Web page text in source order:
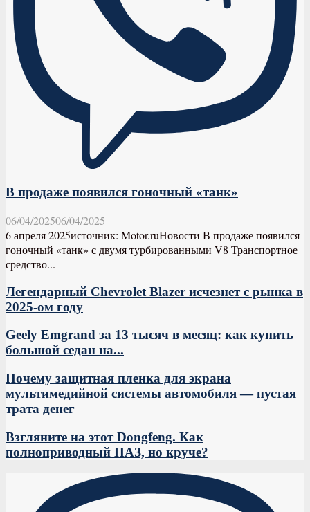
В продаже появился гоночный «танк»
06/04/202506/04/2025
6 апреля 2025источник: Motor.ruНовости В продаже появился
гоночный «танк» с двумя турбированными V8 Транспортное
средство...
Легендарный Chevrolet Blazer исчезнет с рынка в
2025-ом году
Geely Emgrand за 13 тысяч в месяц: как купить
большой седан на...
Почему защитная пленка для экрана
мультимедийной системы автомобиля — пустая
трата денег
Взгляните на этот Dongfeng. Как
полноприводный ПАЗ, но круче?